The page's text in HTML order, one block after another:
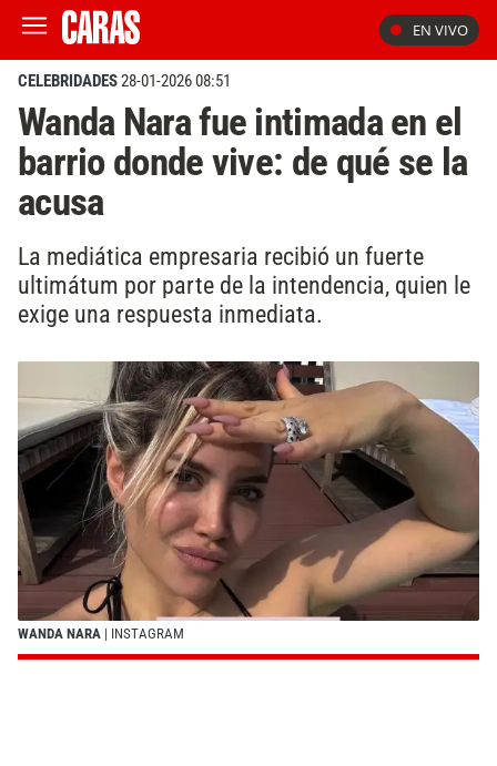
EN VIVO
CELEBRIDADES28-01-2026 08:51
Wanda Nara fue intimada en el
barrio donde vive: de qué se la
acusa
La mediática empresaria recibió un fuerte
ultimátum por parte de la intendencia, quien le
exige una respuesta inmediata.
WANDA NARA | INSTAGRAM